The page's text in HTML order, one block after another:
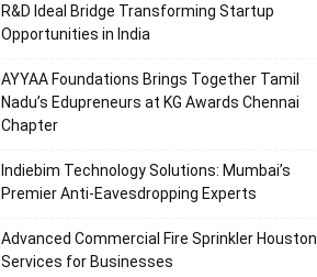
R&D Ideal Bridge Transforming Startup
Opportunities in India
AYYAA Foundations Brings Together Tamil
Nadu’s Edupreneurs at KG Awards Chennai
Chapter
Indiebim Technology Solutions: Mumbai’s
Premier Anti-Eavesdropping Experts
Advanced Commercial Fire Sprinkler Houston
Services for Businesses